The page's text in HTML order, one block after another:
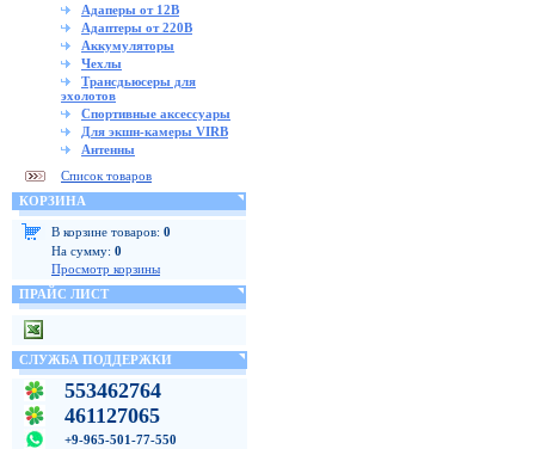
Адаперы от 12В
Адаптеры от 220В
Аккумуляторы
Чехлы
Трансдьюсеры для
эхолотов
Спортивные аксессуары
Для экшн-камеры VIRB
Антенны
Список товаров
КОРЗИНА
В корзине товаров: 0
На сумму: 0
Просмотр корзины
ПРАЙС ЛИСТ
СЛУЖБА ПОДДЕРЖКИ
553462764
461127065
+9-965-501-77-550